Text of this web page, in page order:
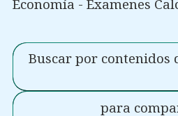
Economía - Examenes
Buscar por contenidos
para